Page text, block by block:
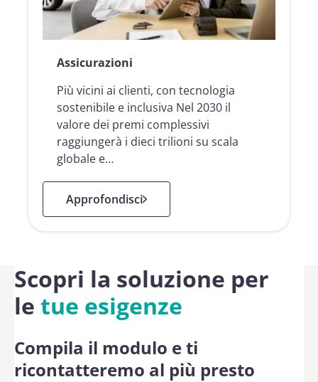
Assicurazioni
Più vicini ai clienti, con tecnologia
sostenibile e inclusiva Nel 2030 il
valore dei premi complessivi
raggiungerà i dieci trilioni su scala
globale e…
Approfondisci
: Assicurazioni
Scopri la soluzione per
le tue esigenze
Compila il modulo e ti
ricontatteremo al più presto